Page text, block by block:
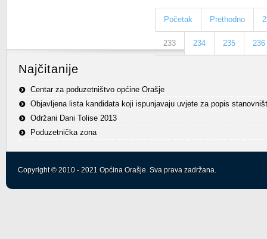
Početak Prethodno
233 234 235 236
Najčitanije
Centar za poduzetništvo općine Orašje
Objavljena lista kandidata koji ispunjavaju uvjete za popis
Održani Dani Tolise 2013
Poduzetnička zona
Copyright © 2010 - 2021 Općina Orašje. Sva prava zadržana.